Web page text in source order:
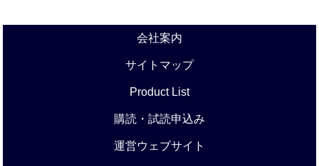
会社案内
サイトマップ
Product List
購読・試読申込み
運営ウェブサイト